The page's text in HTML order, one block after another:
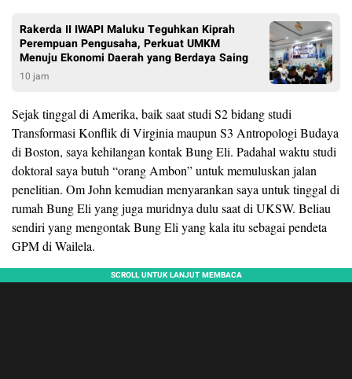
Rakerda II IWAPI Maluku Teguhkan Kiprah
Perempuan Pengusaha, Perkuat UMKM
Menuju Ekonomi Daerah yang Berdaya Saing
10 jam
Sejak tinggal di Amerika, baik saat studi S2 bidang studi
Transformasi Konflik di Virginia maupun S3 Antropologi Budaya
di Boston, saya kehilangan kontak Bung Eli. Padahal waktu studi
doktoral saya butuh “orang Ambon” untuk memuluskan jalan
penelitian. Om John kemudian menyarankan saya untuk tinggal di
rumah Bung Eli yang juga muridnya dulu saat di UKSW. Beliau
sendiri yang mengontak Bung Eli yang kala itu sebagai pendeta
GPM di Wailela.